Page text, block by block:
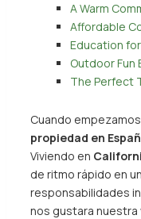
A Warm
Affordable
Education
Outdoor Fun
The Perfect
Cuando
propiedad en
Viviendo en
de ritmo rápido en
responsabilidades
nos gustara nuestra